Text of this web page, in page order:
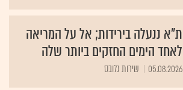
ת"א ננעלה בירידות; אל על המריאה
לאחד הימים החזקים ביותר שלה
05.08.2026 שירות גלובס